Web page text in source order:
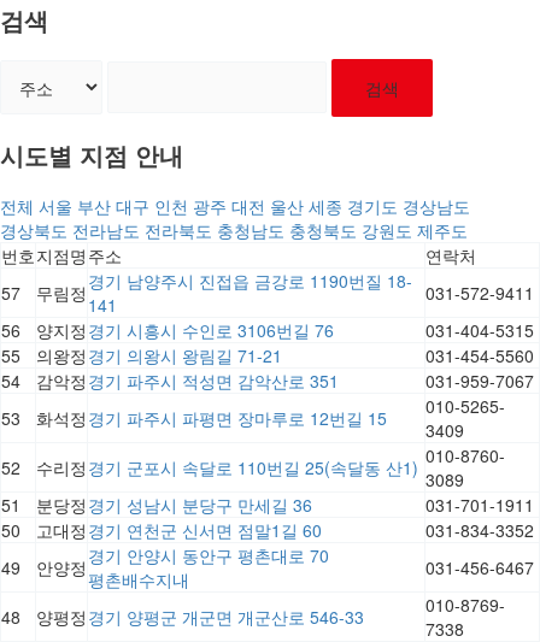
검색
검색
시도별 지점 안내
전체 서울 부산 대구 인천 광주 대전 울산 세종 경기도 경상남도
경상북도 전라남도 전라북도 충청남도 충청북도 강원도 제주도
번호지점명 주소
연락처
57
무림정 경기 남양주시 진접읍 금강로 1190번질 18-
141
031-572-9411
56
양지정 경기 시흥시 수인로 3106번길 76
031-404-5315
55
의왕정 경기 의왕시 왕림길 71-21
031-454-5560
54
감악정 경기 파주시 적성면 감악산로 351
031-959-7067
53
화석정 경기 파주시 파평면 장마루로 12번길 15
010-5265-
3409
52
수리정 경기 군포시 속달로 110번길 25(속달동 산1) 010-8760-
3089
51
분당정 경기 성남시 분당구 만세길 36
031-701-1911
50
고대정 경기 연천군 신서면 점말1길 60
031-834-3352
49
안양정 경기 안양시 동안구 평촌대로 70
평촌배수지내
031-456-6467
48 양평정 경기 양평군 개군면 개군산로 546-33
010-8769-
7338